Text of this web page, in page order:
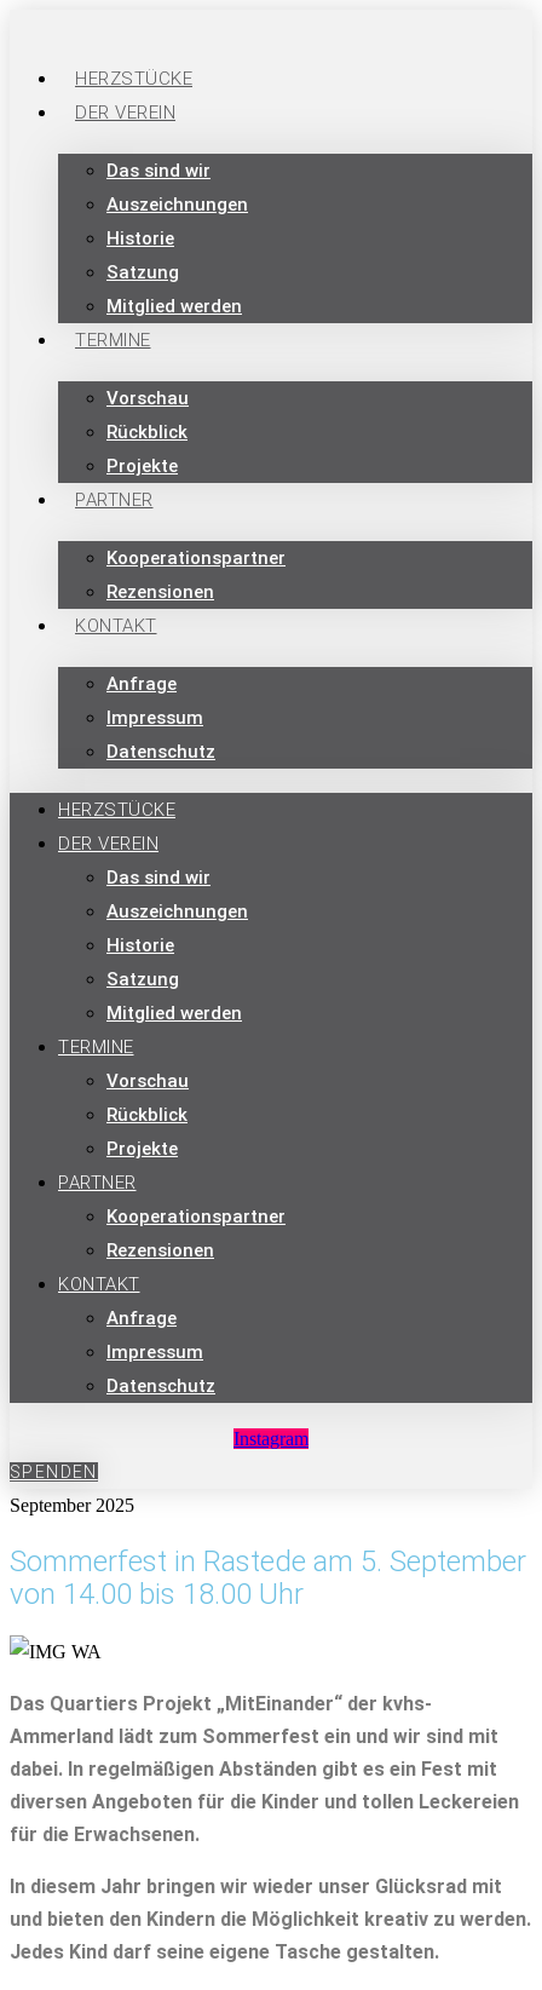
HERZSTÜCKE
DER VEREIN
Das sind wir
Auszeichnungen
Historie
Satzung
Mitglied werden
TERMINE
Vorschau
Rückblick
Projekte
PARTNER
Kooperationspartner
Rezensionen
KONTAKT
Anfrage
Impressum
Datenschutz
HERZSTÜCKE
DER VEREIN
Das sind wir
Auszeichnungen
Historie
Satzung
Mitglied werden
TERMINE
Vorschau
Rückblick
Projekte
PARTNER
Kooperationspartner
Rezensionen
KONTAKT
Anfrage
Impressum
Datenschutz
Instagram
SPENDEN
September 2025
Sommerfest in Rastede am 5. September
von 14.00 bis 18.00 Uhr
Das Quartiers Projekt „MitEinander“ der kvhs-
Ammerland lädt zum Sommerfest ein und wir sind mit
dabei. In regelmäßigen Abständen gibt es ein Fest mit
diversen Angeboten für die Kinder und tollen Leckereien
für die Erwachsenen.
In diesem Jahr bringen wir wieder unser Glücksrad mit
und bieten den Kindern die Möglichkeit kreativ zu werden.
Jedes Kind darf seine eigene Tasche gestalten.